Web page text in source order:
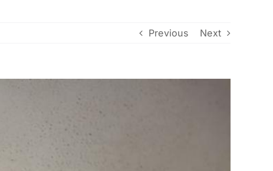
Previous Next